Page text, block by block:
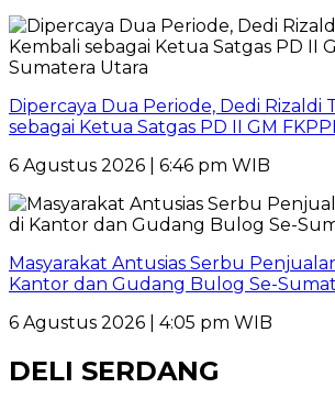
Dipercaya Dua Periode, Dedi Rizaldi
sebagai Ketua Satgas PD II GM
6 Agustus 2026 | 6:46 pm WIB
Masyarakat Antusias Serbu
Kantor dan Gudang Bulog Se-
6 Agustus 2026 | 4:05 pm WIB
DELI SERDANG